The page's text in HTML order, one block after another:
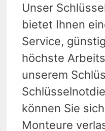
Unser
bietet Ihnen
Service,
höchste
unserem
können Sie
Monteure